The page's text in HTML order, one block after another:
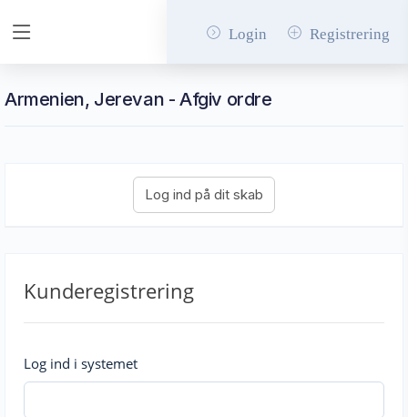
Login Registrering
Armenien, Jerevan - Afgiv ordre
Kunderegistrering
Log ind i systemet